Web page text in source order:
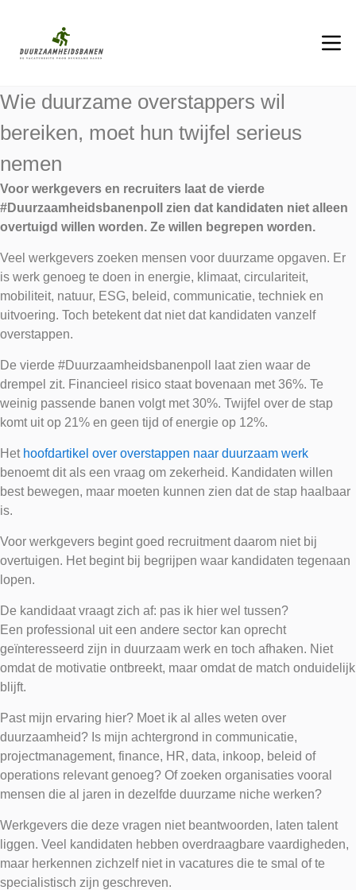
Wie duurzame overstappers wil
bereiken, moet hun twijfel serieus
nemen
Voor werkgevers en recruiters laat de vierde
#Duurzaamheidsbanenpoll zien dat kandidaten niet alleen
overtuigd willen worden. Ze willen begrepen worden.
Veel werkgevers zoeken mensen voor duurzame opgaven. Er
is werk genoeg te doen in energie, klimaat, circulariteit,
mobiliteit, natuur, ESG, beleid, communicatie, techniek en
uitvoering. Toch betekent dat niet dat kandidaten vanzelf
overstappen.
De vierde #Duurzaamheidsbanenpoll laat zien waar de
drempel zit. Financieel risico staat bovenaan met 36%. Te
weinig passende banen volgt met 30%. Twijfel over de stap
komt uit op 21% en geen tijd of energie op 12%.
Het hoofdartikel over overstappen naar duurzaam werk
benoemt dit als een vraag om zekerheid. Kandidaten willen
best bewegen, maar moeten kunnen zien dat de stap haalbaar
is.
Voor werkgevers begint goed recruitment daarom niet bij
overtuigen. Het begint bij begrijpen waar kandidaten tegenaan
lopen.
De kandidaat vraagt zich af: pas ik hier wel tussen?
Een professional uit een andere sector kan oprecht
geïnteresseerd zijn in duurzaam werk en toch afhaken. Niet
omdat de motivatie ontbreekt, maar omdat de match onduidelijk
blijft.
Past mijn ervaring hier? Moet ik al alles weten over
duurzaamheid? Is mijn achtergrond in communicatie,
projectmanagement, finance, HR, data, inkoop, beleid of
operations relevant genoeg? Of zoeken organisaties vooral
mensen die al jaren in dezelfde duurzame niche werken?
Werkgevers die deze vragen niet beantwoorden, laten talent
liggen. Veel kandidaten hebben overdraagbare vaardigheden,
maar herkennen zichzelf niet in vacatures die te smal of te
specialistisch zijn geschreven.